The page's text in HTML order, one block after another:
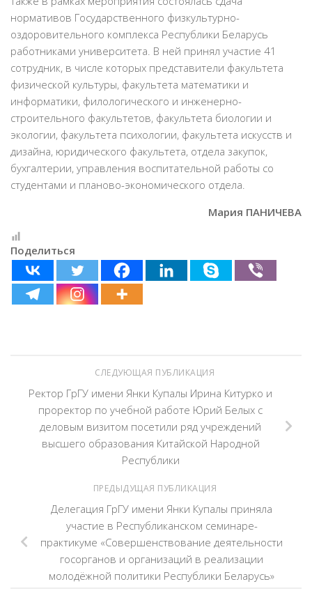
нормативов Государственного физкультурно-
оздоровительного комплекса Республики Беларусь
работниками университета. В ней принял участие 41
сотрудник, в числе которых представители факультета
физической культуры, факультета математики и
информатики, филологического и инженерно-
строительного факультетов, факультета биологии и
экологии, факультета психологии, факультета искусств и
дизайна, юридического факультета, отдела закупок,
бухгалтерии, управления воспитательной работы со
студентами и планово-экономического отдела.
Мария ПАНИЧЕВА
Поделиться
СЛЕДУЮЩАЯ ПУБЛИКАЦИЯ
Ректор ГрГУ имени Янки Купалы Ирина Китурко и
проректор по учебной работе Юрий Белых с
деловым визитом посетили ряд учреждений
высшего образования Китайской Народной
Республики
ПРЕДЫДУЩАЯ ПУБЛИКАЦИЯ
Делегация ГрГУ имени Янки Купалы приняла
участие в Республиканском семинаре-
практикуме «Совершенствование деятельности
госорганов и организаций в реализации
молодёжной политики Республики Беларусь»